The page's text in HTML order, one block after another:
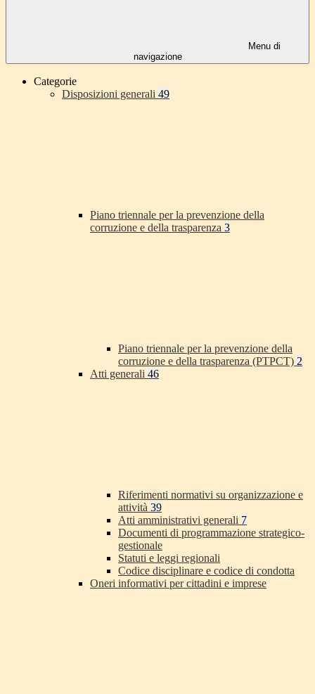
Menu di
navigazione
Categorie
Disposizioni generali 49
Piano triennale per la prevenzione della
corruzione e della trasparenza 3
Piano triennale per la prevenzione della
corruzione e della trasparenza (PTPCT) 2
Atti generali 46
Riferimenti normativi su organizzazione e
attività 39
Atti amministrativi generali 7
Documenti di programmazione strategico-
gestionale
Statuti e leggi regionali
Codice disciplinare e codice di condotta
Oneri informativi per cittadini e imprese